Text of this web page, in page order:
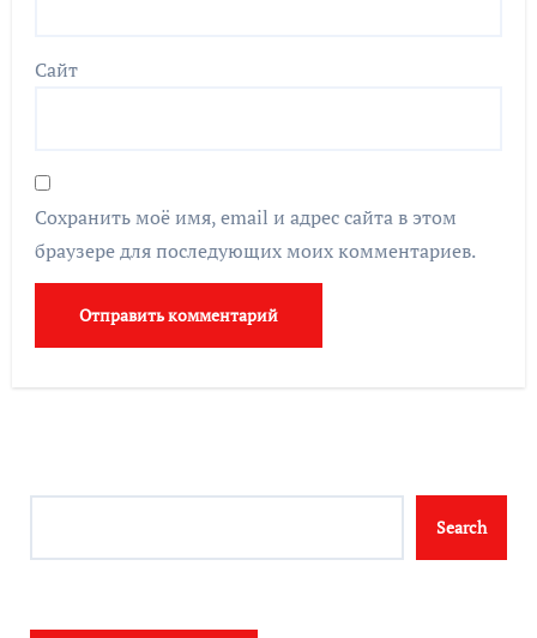
Сайт
Сохранить моё имя, email и адрес сайта в этом
браузере для последующих моих комментариев.
Search